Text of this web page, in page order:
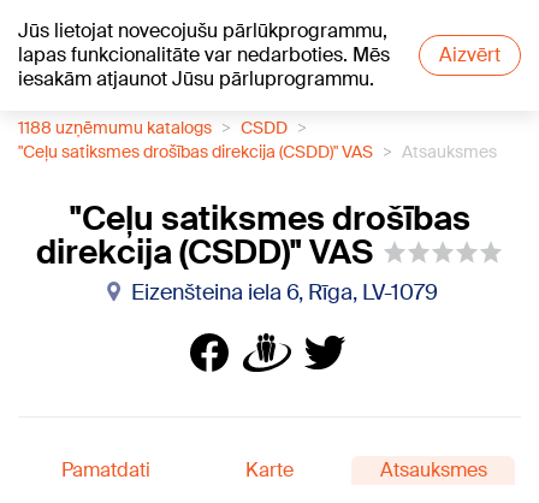
Jūs lietojat novecojušu pārlūkprogrammu,
lapas funkcionalitāte var nedarboties. Mēs
iesakām atjaunot Jūsu pārluprogrammu.
Aizvērt
+16°C
1188 uzņēmumu katalogs
CSDD
"Ceļu satiksmes drošības direkcija (CSDD)" VAS
Atsauksmes
"Ceļu satiksmes drošības
direkcija (CSDD)" VAS
Eizenšteina iela 6, Rīga, LV-1079
Pamatdati Karte Atsauksmes